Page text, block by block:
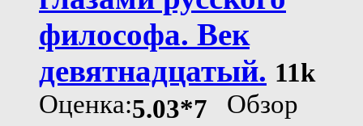
философа. Век
девятнадцатый. 11k
Оценка:5.03*7 Обзор